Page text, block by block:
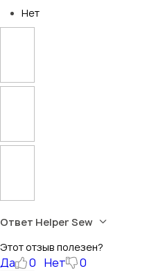
Нет
Ответ Helper Sew
Этот отзыв полезен?
Да 0 Нет 0